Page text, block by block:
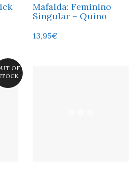
Mafalda: Feminino
Singular – Quino
13,95€
OF